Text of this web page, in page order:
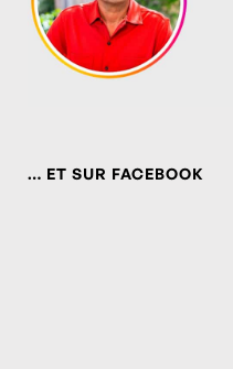
… ET SUR FACEBOOK